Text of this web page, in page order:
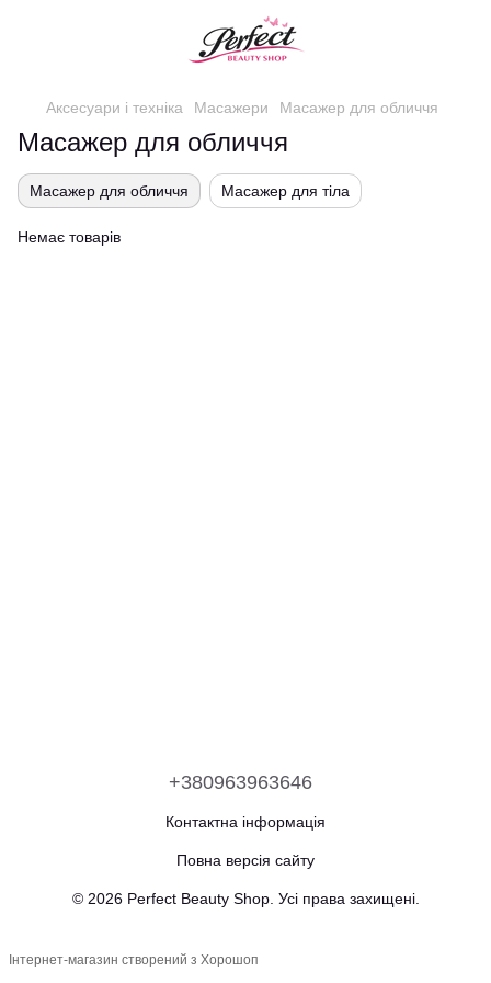
Аксесуари і техніка Масажери Масажер для обличчя
Масажер для обличчя
Масажер для обличчя Масажер для тіла
Немає товарів
+380963963646
Контактна інформація
Повна версія сайту
© 2026 Perfect Beauty Shop. Усі права захищені.
Інтернет-магазин створений з Хорошоп